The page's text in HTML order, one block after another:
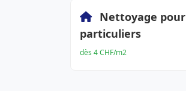
Nettoyage pour
particuliers
dès 4 CHF/m2